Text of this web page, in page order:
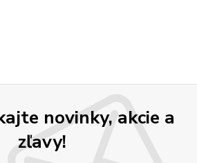
novinky, akcie a
zľavy!